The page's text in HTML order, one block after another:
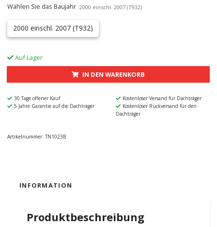
Wählen Sie das Baujahr 2000 einschl. 2007 (T932)
2000 einschl. 2007 (T932)
Auf Lager
IN DEN WARENKORB
30 Tage offener Kauf
Kostenloser Versand für Dachträger
5 Jahre Garantie auf die Dachträger
Kostenloser Rückversand für den
Dachträger
Artikelnummer: TN1023B
INFORMATION
Produktbeschreibung